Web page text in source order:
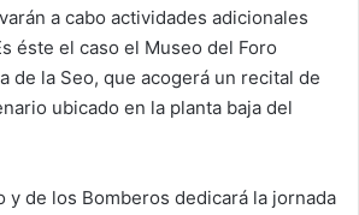
a cabo actividades adicionales
éste el caso el Museo del Foro
de la Seo, que acogerá un recital de
ubicado en la planta baja del
y de los Bomberos dedicará la jornada